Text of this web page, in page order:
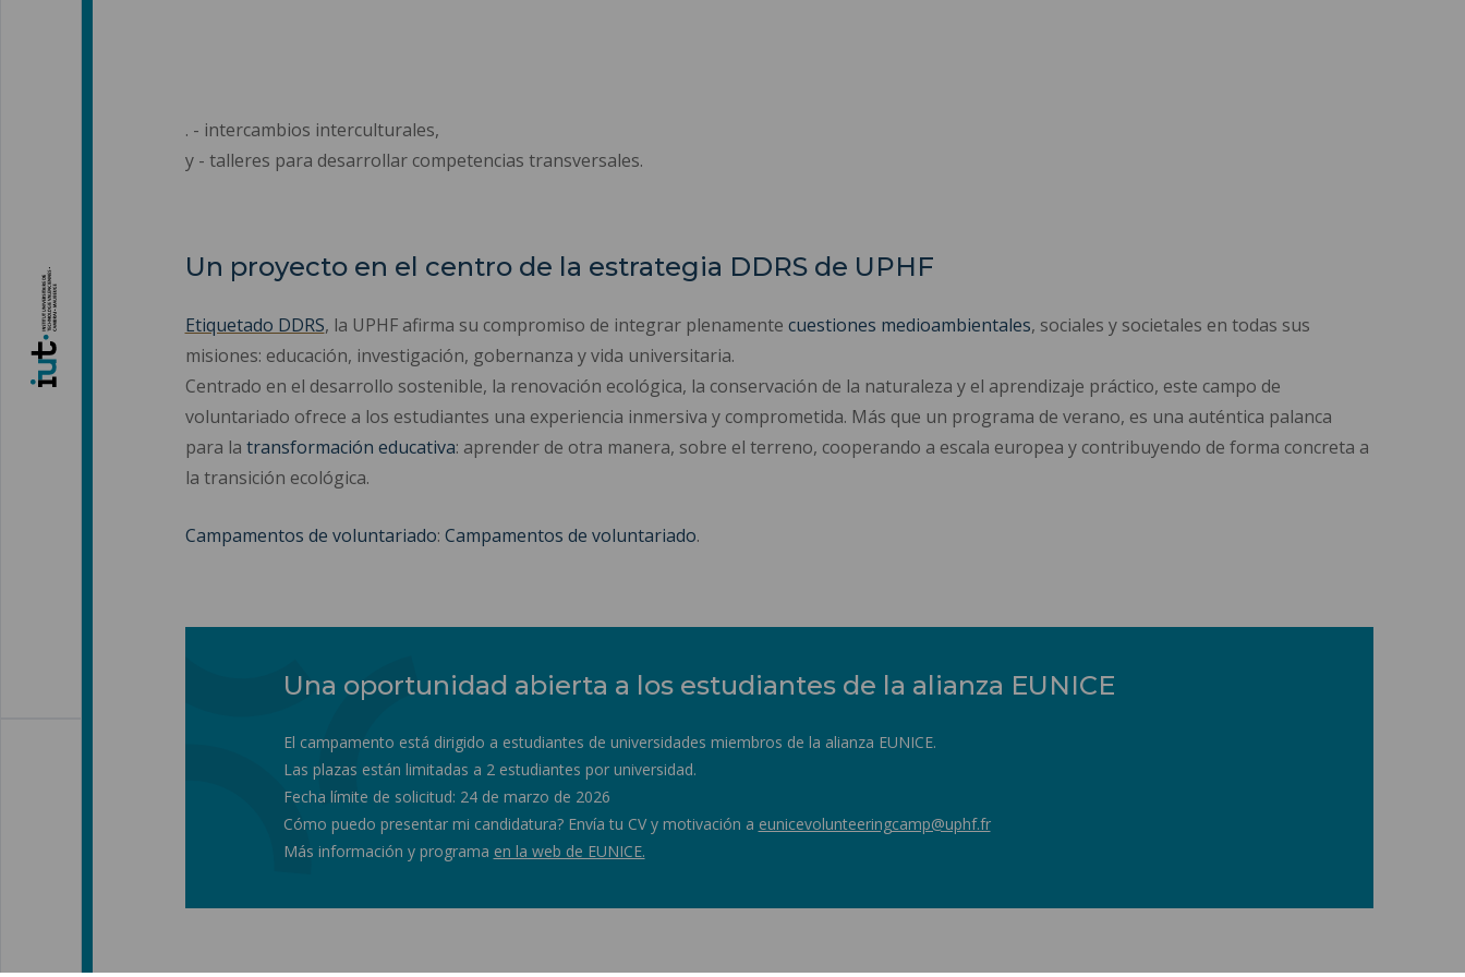
. - intercambios interculturales,
y - talleres para desarrollar competencias transversales.
Un proyecto en el centro de la estrategia DDRS de UPHF
Etiquetado DDRS, la UPHF afirma su compromiso de integrar plenamente cuestiones medioambientales, sociales y societales en todas sus
misiones: educación, investigación, gobernanza y vida universitaria.
Centrado en el desarrollo sostenible, la renovación ecológica, la conservación de la naturaleza y el aprendizaje práctico, este campo de
voluntariado ofrece a los estudiantes una experiencia inmersiva y comprometida. Más que un programa de verano, es una auténtica palanca
para la transformación educativa: aprender de otra manera, sobre el terreno, cooperando a escala europea y contribuyendo de forma concreta a
la transición ecológica.
Campamentos de voluntariado: Campamentos de voluntariado.
Una oportunidad abierta a los estudiantes de la alianza EUNICE
El campamento está dirigido a estudiantes de universidades miembros de la alianza EUNICE.
Las plazas están limitadas a 2 estudiantes por universidad.
Fecha límite de solicitud: 24 de marzo de 2026
Cómo puedo presentar mi candidatura? Envía tu CV y motivación a eunicevolunteeringcamp@uphf.fr
Más información y programa en la web de EUNICE.